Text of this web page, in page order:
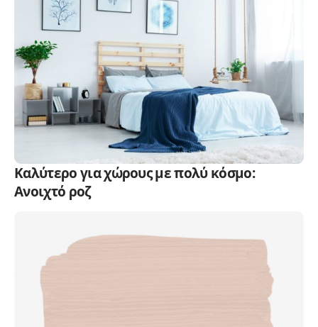
Καλύτερο για χώρους με πολύ κόσμο:
Ανοιχτό ροζ